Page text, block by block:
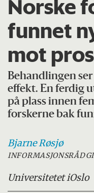
Norske
funnet
mot
Behandlingen
effekt. En ferdig
på plass innen
forskerne bak
BjarneRøsjø
Universitetet iOslo